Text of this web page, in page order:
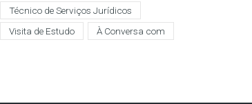
Técnico de Serviços Jurídicos
Visita de Estudo
À Conversa com